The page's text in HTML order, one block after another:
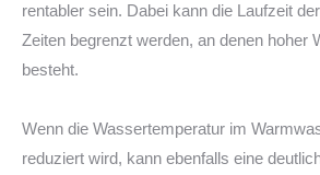
rentabler sein. Dabei kann die Laufzeit
Zeiten begrenzt werden, an denen hoher
besteht.
Wenn die Wassertemperatur im
reduziert wird, kann ebenfalls eine